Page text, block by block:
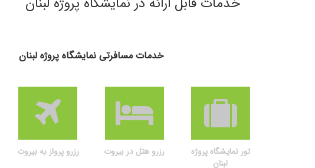
خدمات مسافرتی نمایشگاه پروژه لبنان
تور نمایشگاه پروژه
لبنان
رزرو هتل در بیروت رزرو پرواز به بیروت